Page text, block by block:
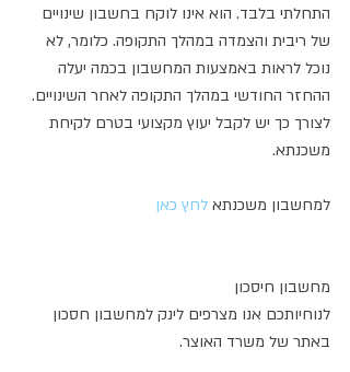
התחלתי בלבד. הוא אינו לוקח בחשבון שינויים
של ריבית והצמדה במהלך התקופה. כלומר, לא
נוכל לראות באמצעות המחשבון בכמה יעלה
ההחזר החודשי במהלך התקופה לאחר השינויים.
לצורך כך יש לקבל יעוץ מקצועי בטרם לקיחת
משכנתא.
למחשבון משכנתא לחץ כאן
מחשבון חיסכון
לנוחיותכם אנו מצרפים לינק למחשבון חסכון
באתר של משרד האוצר.